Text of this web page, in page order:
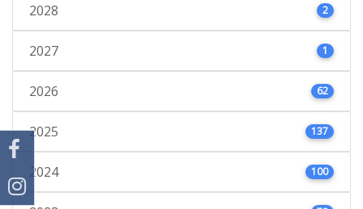
2028 2
2027 1
2026 62
2025 137
2024 100